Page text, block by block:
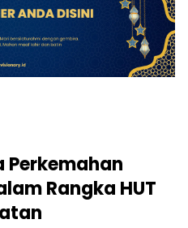
Perkemahan
Rangka HUT